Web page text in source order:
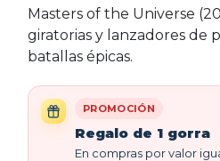
Masters of the Universe
giratorias y lanzadores de
batallas épicas.
PROMOCIÓN
Regalo de 1 gorra
En compras por valor